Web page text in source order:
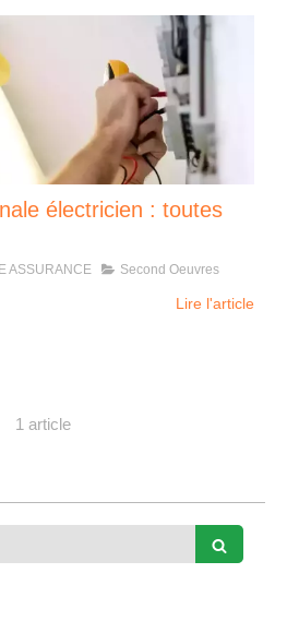
électricien : toutes
ASSURANCE Second Oeuvres
Lire l'article
1 article